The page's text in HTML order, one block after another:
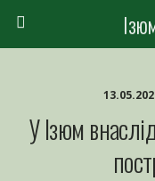
У Ізюм